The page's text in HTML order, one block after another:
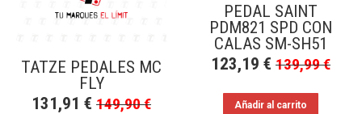
TATZE PEDALES MC
FLY
131,91 € 149,90€
PEDAL SAINT
PDM821 SPD CON
CALAS SM-SH51
123,19 € 139,99€
Añadir al carrito